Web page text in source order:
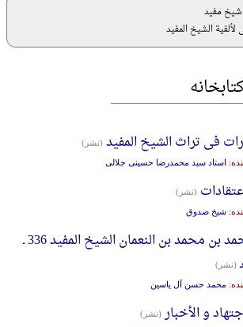
شیخ مفید
لألفیة الشیخ المفید
فی تراث الشیخ المفید (نشر)
استاد سید محمدرضا حسینی جلالی
(نشر)
شیخ صدوق
محمد بن محمد بن النعمان الشیخ المفید 336 ـ
(نشر)
محمد حسن آل یاسین
و الأخبار (نشر)